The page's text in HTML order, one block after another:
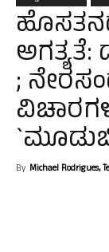
;
By Michael Rodrigues,